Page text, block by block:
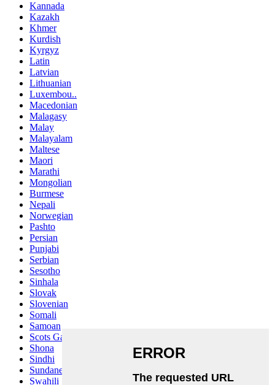
Kannada
Kazakh
Khmer
Kurdish
Kyrgyz
Latin
Latvian
Lithuanian
Luxembou..
Macedonian
Malagasy
Malay
Malayalam
Maltese
Maori
Marathi
Mongolian
Burmese
Nepali
Norwegian
Pashto
Persian
Punjabi
Serbian
Sesotho
Sinhala
Slovak
Slovenian
Somali
Samoan
Scots Gaelic
Shona
Sindhi
Sundanese
Swahili